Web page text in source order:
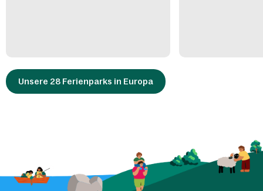
Unsere 28 Ferienparks in Europa